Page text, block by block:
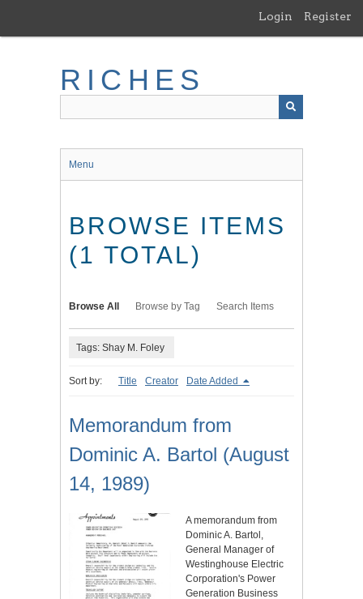
main
Login Register
RICHES
Menu
BROWSE ITEMS
(1 TOTAL)
Browse All Browse by Tag Search Items
Tags: Shay M. Foley
Sort by: Title Creator Date Added
Memorandum from
Dominic A. Bartol (August
14, 1989)
A memorandum from
Dominic A. Bartol,
General Manager of
Westinghouse Electric
Corporation's Power
Generation Business